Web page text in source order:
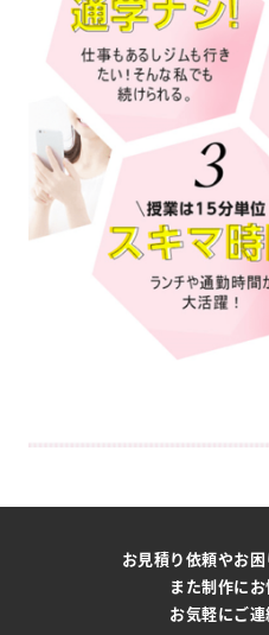
お見積り依頼やお困
また制作に
お気軽にご連